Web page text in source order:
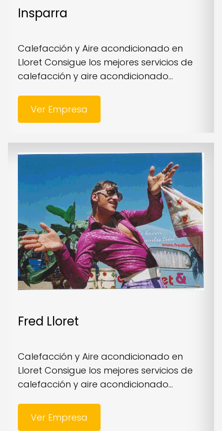
Insparra
Calefacción y Aire acondicionado en
Lloret Consigue los mejores servicios de
calefacción y aire acondicionado...
Ver Empresa
Fred Lloret
Calefacción y Aire acondicionado en
Lloret Consigue los mejores servicios de
calefacción y aire acondicionado...
Ver Empresa